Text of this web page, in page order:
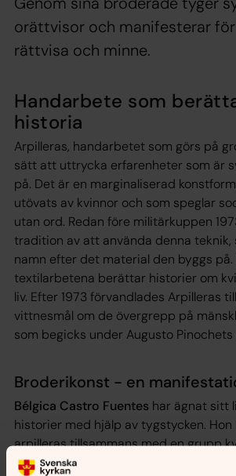
orättvisor och manifesterar för
rättvisa och minne.
Handarbete som
historia
Arpilleras, handarbetet som görs på
sätt att uttrycka erfarenheter som är
på. Det är en marginaliserad
utövats av kvinnor och som speglar
utan ord. Redan före militärkuppen
tradition av att använda denna
namn efter det material den byggs på.
textilarbetena berättar historier om
liv. Efter 1973 förvandlades Arpilleras
vittnesmål om de övergrepp på
som begicks under Augusto
Broderikonst - en
Bélgica Castro Fuentes har ägnat sitt
historier med hjälp av tygstycken.
arpilleras tillsammans med en grupp
organiserade sig i sökandet efter sina